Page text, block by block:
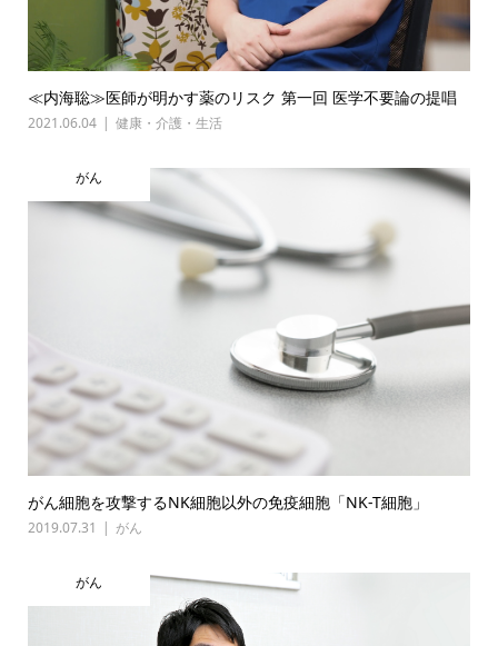
≪内海聡≫医師が明かす薬のリスク 第一回 医学不要論の提唱
2021.06.04 健康・介護・生活
がん
がん細胞を攻撃するNK細胞以外の免疫細胞「NK-T細胞」
2019.07.31 がん
がん